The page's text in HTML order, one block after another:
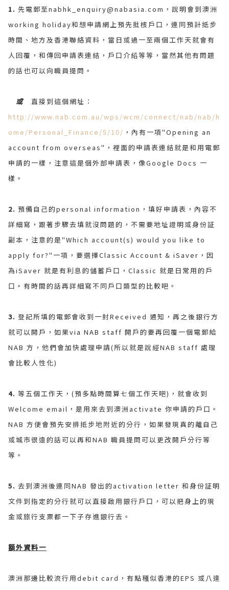
1. 先電郵至nabhk_enquiry@nabasia.com，說明會到澳洲
working holiday和想申請網上預先批核戶口，連同預計抵步
時間、地方及香港聯絡資料，當日或過一至兩個工作天就會有
人回覆，和傳回申請表連結，戶口介紹等等，當然其他有問題
的話也可以向職員提問。
或 直接到這個網址：
http://www.nab.com.au/wps/wcm/connect/nab/nab/h
ome/Personal_Finance/5/10/ ，內有一項"Opening an
account from overseas"，裡面的申請表連結就是和用電郵
申請的一樣，注意這是個外部申請表，像Google Docs 一
樣。
2. 預備自己的personal information，填好申請表，內容不
詳細寫，跟著步驟去填就沒問題的，不需要地址證明或身份証
副本，注意的是"Which account(s) would you like to
apply for?"一項，要選擇Classic Account & iSaver，因
為iSaver 就是有利息的儲蓄戶口，Classic 就是日常用的戶
口。有時間的話再詳細寫不同戶口類型的比較吧。
3. 登記所填的電郵會收到一封Received 通知，再之後銀行方
就可以開戶，如果via NAB staff 開戶的要再回覆一個電郵給
NAB 方，他們會加快處理申請(所以就是說經NAB staff 處理
會比較人性化)
4. 等五個工作天，(預多點時間算七個工作天吧)，就會收到
Welcome email，是用來去到澳洲activate 你申請的戶口。
NAB 方便會預先安排抵步地附近的分行，如果發現真的離自己
或城市很遠的話可以再和NAB 職員提問可以更改開戶分行等
等。
5. 去到澳洲後連同NAB 發出的activation letter 和身份証明
文件到指定的分行就可以直接啟用銀行戶口，可以把身上的現
金或旅行支票都一下子存進銀行去。
額外資料一
澳洲那邊比較流行用debit card，有點種似香港的EPS 或八達